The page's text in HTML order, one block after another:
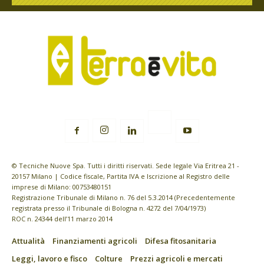
© Tecniche Nuove Spa. Tutti i diritti riservati. Sede legale Via Eritrea 21 -
20157 Milano | Codice fiscale, Partita IVA e Iscrizione al Registro delle
imprese di Milano: 00753480151
Registrazione Tribunale di Milano n. 76 del 5.3.2014 (Precedentemente
registrata presso il Tribunale di Bologna n. 4272 del 7/04/1973)
ROC n. 24344 dell’11 marzo 2014
Attualità Finanziamenti agricoli
Difesa fitosanitaria
Leggi, lavoro e fisco
Colture
Prezzi agricoli e mercati